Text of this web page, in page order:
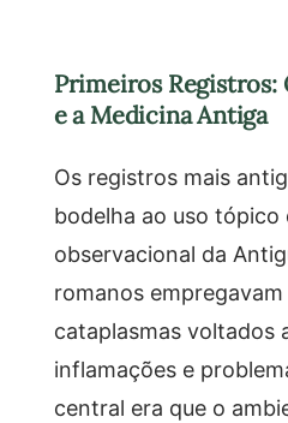
Primeiros Registros:
e a Medicina Antiga
Os registros mais
bodelha ao uso tópico
observacional da
romanos
cataplasmas voltados
inflamações e
central era que o